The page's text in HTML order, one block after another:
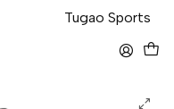
Tugao Sports